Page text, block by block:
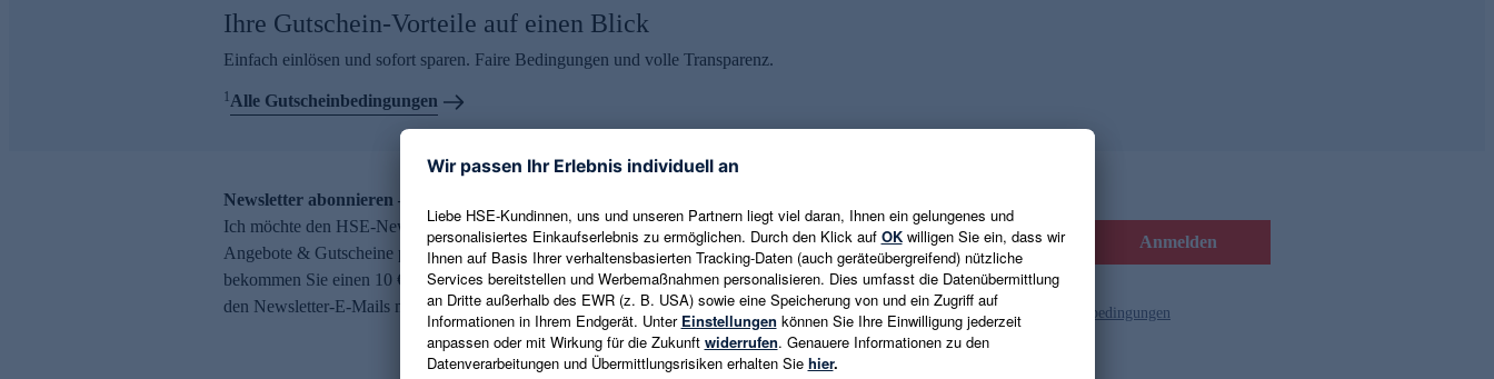
Ihre Gutschein-Vorteile auf einen Blick
Einfach einlösen und sofort sparen. Faire Bedingungen und volle Transparenz.
1Alle Gutscheinbedingungen
Newsletter abonnieren – 10 € Gutschein erhalten
Ich möchte den HSE-Newsletter abonnieren und aktuelle Trends,
Angebote & Gutscheine per E-Mail erhalten. Als Dankeschön
bekommen Sie einen 10 € Gutschein. Eine Abmeldung ist jederzeit in
den Newsletter-E-Mails möglich.
E-Mail-Adresse eingeben Anmelden
Es gelten die Datenschutzrichtlinien und die Gutscheinbedingungen